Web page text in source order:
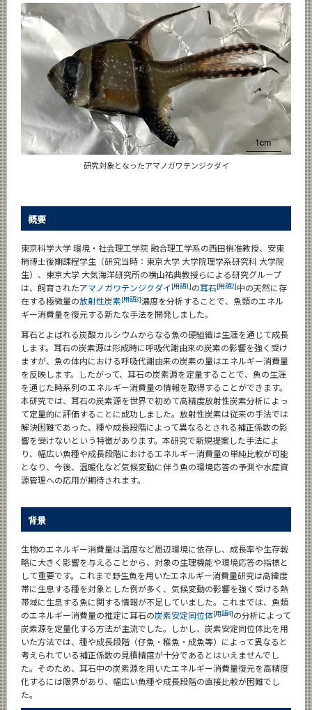
研究対象となったアマノガワテンジクダイ
概要
東京科学大学 環境・社会理工学院 融合理工学系の西田梢准教授、安東
梢博士後期課程学生（研究当時：東京大学 大学院理学系研究科 大学院
生）、東京大学 大気海洋研究所の横山祐典教授らによる研究グループ
は、飼育されたアマノガワテンジクダイ [用語1]の耳石[用語2]中の天然に存
在する極微量の放射性炭素[用語3]濃度を分析することで、魚類のエネル
ギー消費量を復元する新たな手法を開発しました。
耳石とよばれる炭酸カルシウムからなる魚の硬組織は生涯を通じて成長
します。耳石の炭素源は形成時に呼吸代謝由来の炭素の影響を強く受け
ますが、魚の体内における呼吸代謝由来の炭素の量はエネルギー消費量
を反映します。したがって、耳石の炭素源を定量することで、魚の生涯
を通じた時系列のエネルギー消費量の情報を取得することができます。
本研究では、耳石の炭素源を世界で初めて高精度放射性炭素分析によっ
て定量的に評価することに成功しました。放射性炭素は従来の手法では
解決困難であった、種や成長段階によって異なるとされる補正係数の影
響を受けないという特徴があります。本研究で新規提案した手法によ
り、幅広い魚種や成長段階におけるエネルギー消費量の単純比較が可能
となり、今後、温暖化など気候変動に伴う魚の環境応答の予測や水産資
源管理への応用が期待されます。
背景
生物のエネルギー消費量は温度など周辺環境に依存し、成長率や生存戦
略に大きく影響を与えることから、対象の生理機能や環境応答の指標と
して重要です。これまで野生魚を用いたエネルギー消費量研究は高緯度
帯に生息する種を対象とした例が多く、気候変動の影響を強く受ける熱
帯域に生息する魚に関する情報が不足していました。これまでは、魚類
のエネルギー消費量の推定に耳石の炭素安定同位体[用語4]の分析によって
炭素源を定量化する方法が主流でした。しかし、炭素安定同位体比を用
いた方法では、種や成長段階（仔魚・稚魚・成魚等）によって異なると
考えられている補正係数の見積精度が十分であるとはいえませんでし
た。そのため、耳石中の炭素源を用いたエネルギー消費量復元を高精度
化するには限界があり、幅広い魚種や成長段階の直接比較が困難でし
た。
Event Calendar
サイト構成
学内向け情報
CLOSE